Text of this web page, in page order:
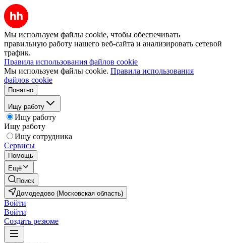
Мы используем файлы cookie, чтобы обеспечивать
правильную работу нашего веб-сайта и анализировать сетевой
трафик.
Правила использования файлов cookie
Мы используем файлы cookie. Правила использования
файлов cookie
Понятно
Ищу работу
Ищу работу
Ищу работу
Ищу сотрудника
Сервисы
Помощь
Ещё
Поиск
Домодедово (Московская область)
Войти
Войти
Создать резюме